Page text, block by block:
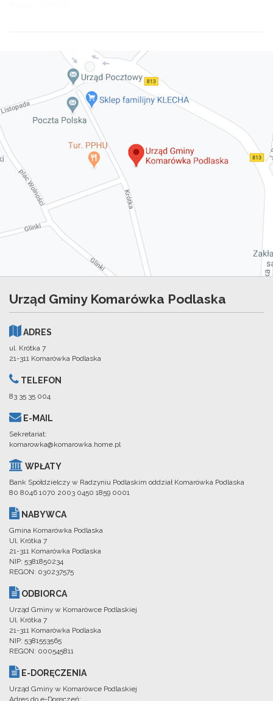
Urząd Gminy Komarówka Podlaska
ADRES
ul. Krótka 7
21-311 Komarówka Podlaska
TELEFON
83 35 35 004
E-MAIL
Sekretariat:
komarowka@komarowka.home.pl
WPŁATY
Bank Spółdzielczy w Radzyniu Podlaskim oddział Komarówka Podlaska
80 8046 1070 2003 0450 1859 0001
NABYWCA
Gmina Komarówka Podlaska
Ul. Krótka 7
21-311 Komarówka Podlaska
NIP: 5381850234
REGON: 030237575
ODBIORCA
Urząd Gminy w Komarówce Podlaskiej
Ul. Krótka 7
21-311 Komarówka Podlaska
NIP: 5381553565
REGON: 000545811
E-DORĘCZENIA
Urząd Gminy w Komarówce Podlaskiej